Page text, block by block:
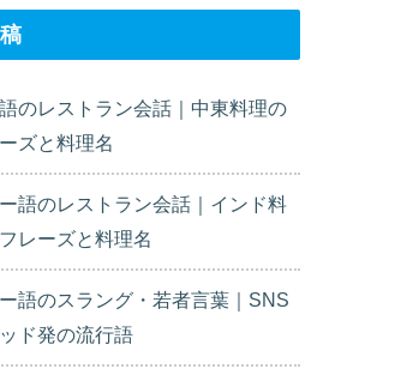
のレストラン会話｜中東料理の
ズと料理名
語のレストラン会話｜インド料
レーズと料理名
語のスラング・若者言葉｜SNS
ド発の流行語